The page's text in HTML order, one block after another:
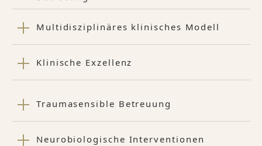
Multidisziplinäres klinisches Modell
Klinische Exzellenz
Traumasensible Betreuung
Neurobiologische Interventionen